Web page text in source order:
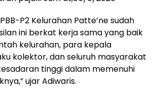
P2 Kelurahan Patte’ne sudah
ini berkat kerja sama yang baik
kelurahan, para kepala
kolektor, dan seluruh masyarakat
tinggi dalam memenuhi
ujar Adiwaris.